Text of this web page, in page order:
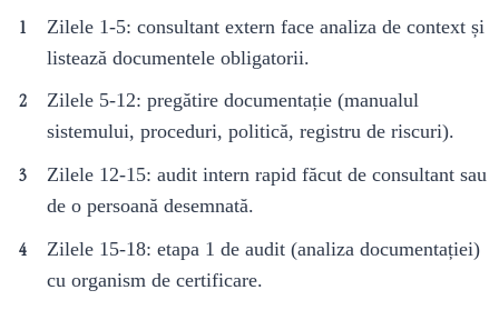
Zilele 1-5: consultant extern face analiza de context și
listează documentele obligatorii.
Zilele 5-12: pregătire documentație (manualul
sistemului, proceduri, politică, registru de riscuri).
Zilele 12-15: audit intern rapid făcut de consultant sau
de o persoană desemnată.
Zilele 15-18: etapa 1 de audit (analiza documentației)
cu organism de certificare.